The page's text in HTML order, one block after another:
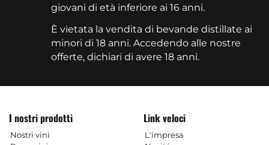
giovani di età inferiore ai 16 anni.
È vietata la vendita di bevande distillate ai
minori di 18 anni. Accedendo alle nostre
offerte, dichiari di avere 18 anni.
I nostri prodotti
Nostri vini
Link veloci
L'impresa